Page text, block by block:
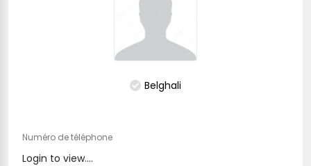
Belghali
Numéro de téléphone
Login to view....